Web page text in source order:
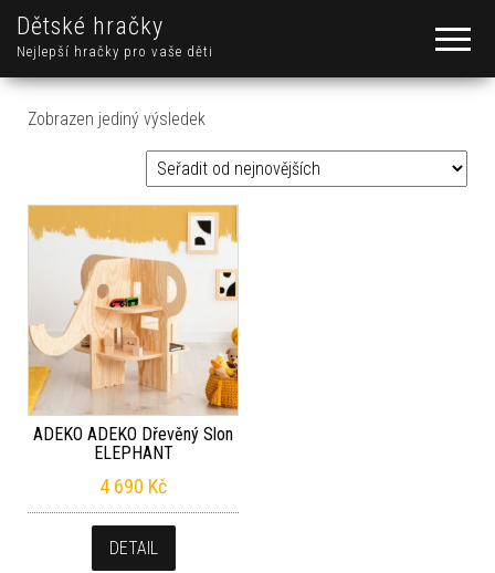
Dětské hračky
Nejlepší hračky pro vaše děti
Zobrazen jediný výsledek
ADEKO ADEKO Dřevěný Slon
ELEPHANT
4 690 Kč
DETAIL